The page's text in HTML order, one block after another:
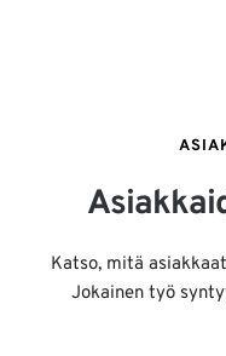
Katso, mitä
Jokainen työ